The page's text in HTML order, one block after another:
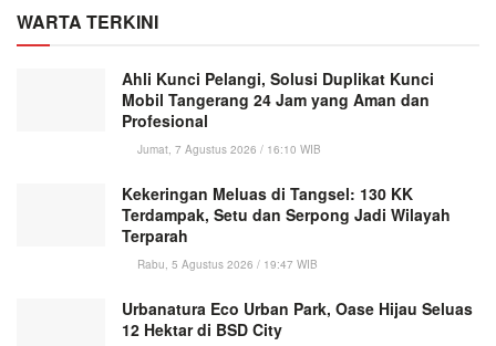
WARTA TERKINI
Ahli Kunci Pelangi, Solusi Duplikat Kunci
Mobil Tangerang 24 Jam yang Aman dan
Profesional
Jumat, 7 Agustus 2026 / 16:10 WIB
Kekeringan Meluas di Tangsel: 130 KK
Terdampak, Setu dan Serpong Jadi Wilayah
Terparah
Rabu, 5 Agustus 2026 / 19:47 WIB
Urbanatura Eco Urban Park, Oase Hijau Seluas
12 Hektar di BSD City